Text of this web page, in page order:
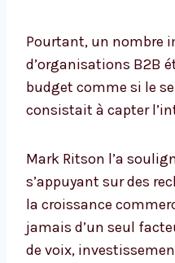
Pourtant, un nombre
d’organisations B2B
budget comme si le
consistait à capter
Mark Ritson l’a
s’appuyant sur des
la croissance
jamais d’un seul
de voix,